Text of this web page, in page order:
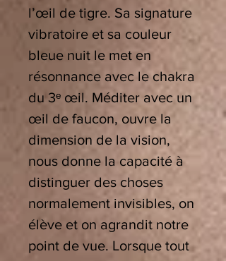
l’œil de tigre. Sa signature
vibratoire et sa couleur
bleue nuit le met en
résonnance avec le chakra
du 3ᵉ œil. Méditer avec un
œil de faucon, ouvre la
dimension de la vision,
nous donne la capacité à
distinguer des choses
normalement invisibles, on
élève et on agrandit notre
point de vue. Lorsque tout